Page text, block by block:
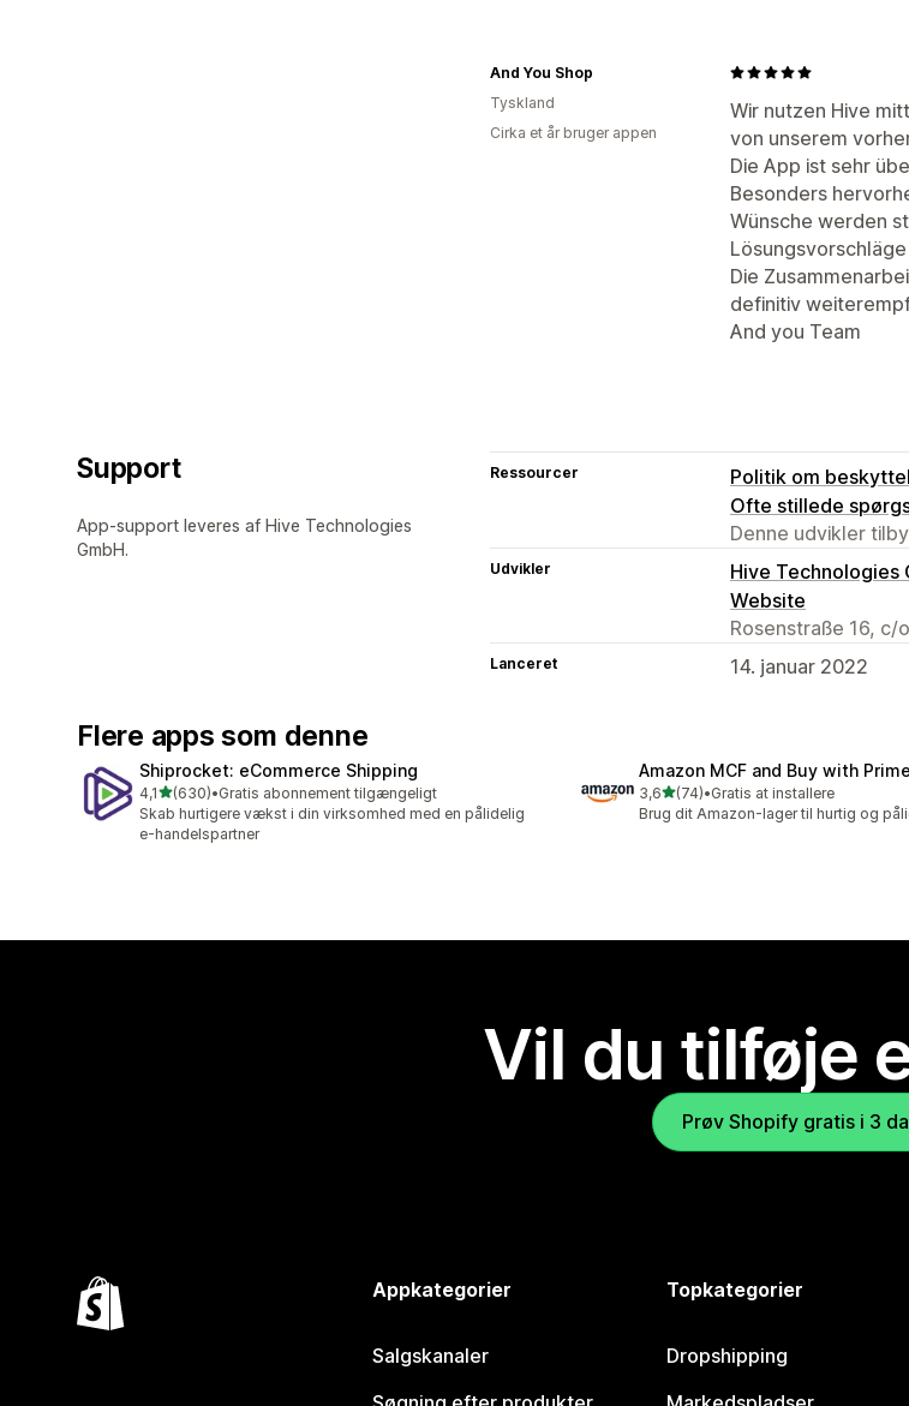
Wir nutzen Hive
von unserem
Die App ist sehr
Besonders
Wünsche werden
Die
definitiv
And you Team
And You Shop
Tyskland
Cirka et år bruger appen
Support
App-support leveres af Hive Technologies
GmbH.
Ressourcer
Politik om
Ofte stillede
Denne udvikler
Udvikler
Hive Technologies
Website
Rosenstraße 16, c/
Lanceret 14. januar 2022
Flere apps som denne
Shiprocket: eCommerce Shipping
4,1ud af 5 stjerner
(630)
630 anmeldelser i alt
•Gratis abonnement tilgængeligt
Skab hurtigere vækst i din virksomhed med en pålidelig
e-handelspartner
Amazon MCF and Buy with Prime
3,6ud af 5 stjerner
(74)
74 anmeldelser i alt
•Gratis at installere
Brug dit Amazon-lager til hurtig og
Vil du tilføje
Prøv Shopify gratis i 3
Appkategorier
Salgskanaler
Topkategorier
Dropshipping